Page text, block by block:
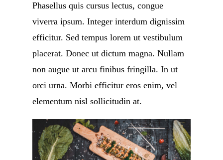
Phasellus quis cursus lectus, congue
viverra ipsum. Integer interdum dignissim
efficitur. Sed tempus lorem ut vestibulum
placerat. Donec ut dictum magna. Nullam
non augue ut arcu finibus fringilla. In ut
orci urna. Morbi efficitur eros enim, vel
elementum nisl sollicitudin at.